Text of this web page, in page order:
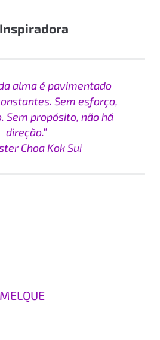
alma é pavimentado
Sem esforço,
Sem propósito, não há
direção.”
Choa Kok Sui
MELQUE